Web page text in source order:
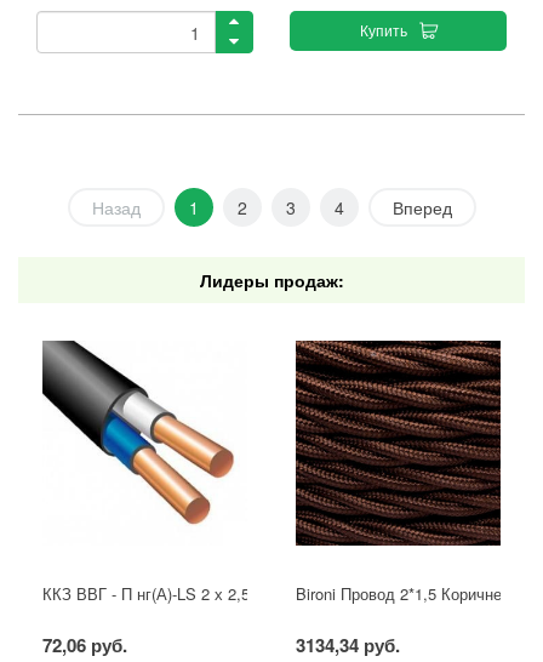
Купить
Назад 1 2 3 4 Вперед
Лидеры продаж:
ККЗ ВВГ - П нг(А)-LS 2 х 2,5 ГОСТ
72,06 руб.
Bironi Провод 2*1,5 Коричневый
3134,34 руб.